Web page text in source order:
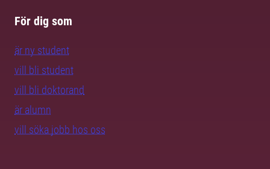
För dig som
är ny student
vill bli student
vill bli doktorand
är alumn
vill söka jobb hos oss